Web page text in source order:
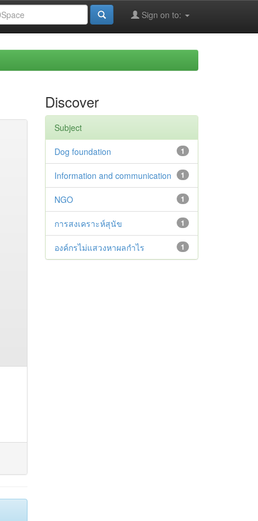
Sign on to:
Discover
Subject
1
Dog foundation
1
Information and communication
1
NGO
1
การสงเคราะห์สุนัข
1
องค์กรไม่แสวงหาผลกำไร